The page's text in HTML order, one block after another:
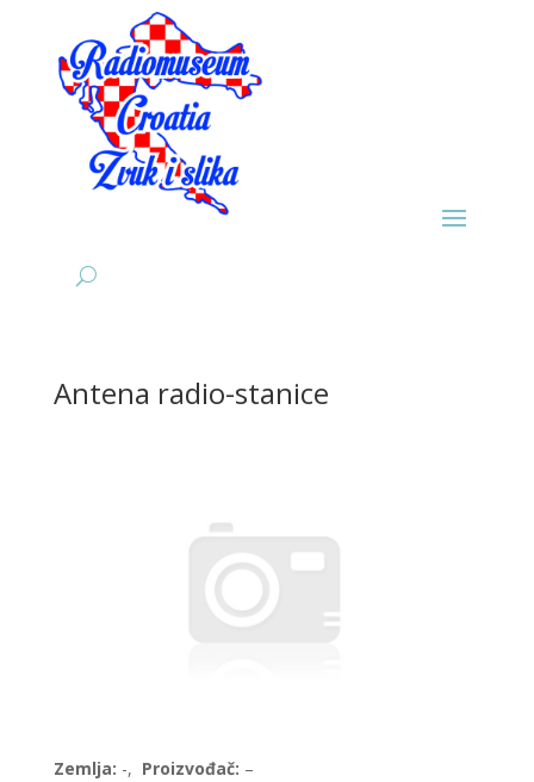
Antena radio-stanice
Zemlja: -, Proizvođač: –